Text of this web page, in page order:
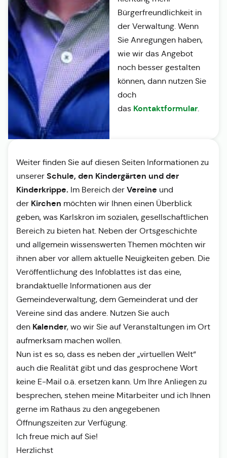
Bürgerfreundlichkeit in
der Verwaltung. Wenn
Sie Anregungen haben,
wie wir das Angebot
noch besser gestalten
können, dann nutzen Sie
doch
das Kontaktformular.
Weiter finden Sie auf diesen Seiten Informationen zu
unserer Schule, den Kindergärten und der
Kinderkrippe. Im Bereich der Vereine und
der Kirchen möchten wir Ihnen einen Überblick
geben, was Karlskron im sozialen, gesellschaftlichen
Bereich zu bieten hat. Neben der Ortsgeschichte
und allgemein wissenswerten Themen möchten wir
ihnen aber vor allem aktuelle Neuigkeiten geben. Die
Veröffentlichung des Infoblattes ist das eine,
brandaktuelle Informationen aus der
Gemeindeverwaltung, dem Gemeinderat und der
Vereine sind das andere. Nutzen Sie auch
den Kalender, wo wir Sie auf Veranstaltungen im Ort
aufmerksam machen wollen.
Nun ist es so, dass es neben der „virtuellen Welt“
auch die Realität gibt und das gesprochene Wort
keine E-Mail o.ä. ersetzen kann. Um Ihre Anliegen zu
besprechen, stehen meine Mitarbeiter und ich Ihnen
gerne im Rathaus zu den angegebenen
Öffnungszeiten zur Verfügung.
Ich freue mich auf Sie!
Herzlichst